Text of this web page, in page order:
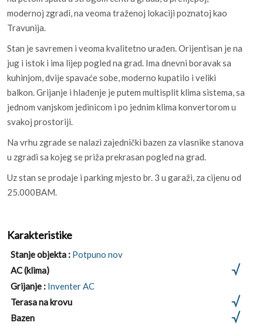
modernoj zgradi, na veoma traženoj lokaciji poznatoj kao
Travunija.
Stan je savremen i veoma kvalitetno urađen. Orijentisan je na
jug i istok i ima lijep pogled na grad. Ima dnevni boravak sa
kuhinjom, dvije spavaće sobe, moderno kupatilo i veliki
balkon. Grijanje i hlađenje je putem multisplit klima sistema, sa
jednom vanjskom jedinicom i po jednim klima konvertorom u
svakoj prostoriji.
Na vrhu zgrade se nalazi zajednički bazen za vlasnike stanova
u zgradi sa kojeg se priža prekrasan pogled na grad.
Uz stan se prodaje i parking mjesto br. 3 u garaži, za cijenu od
25.000BAM.
Karakteristike
Stanje objekta : Potpuno nov
AC (klima)
Grijanje : Inventer AC
Terasa na krovu
Bazen